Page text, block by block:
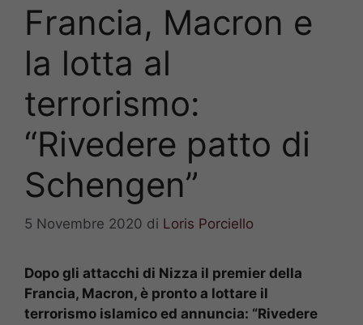
Francia, Macron e
la lotta al
terrorismo:
“Rivedere patto di
Schengen”
5 Novembre 2020 di Loris Porciello
Dopo gli attacchi di Nizza il premier della
Francia, Macron, è pronto a lottare il
terrorismo islamico ed annuncia: “Rivedere